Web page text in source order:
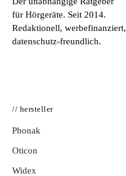
für Hörgeräte. Seit 2014.
Redaktionell, werbefinanziert,
datenschutz-freundlich.
// hersteller
Phonak
Oticon
Widex